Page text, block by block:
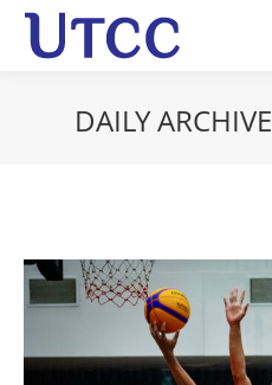
DAILY